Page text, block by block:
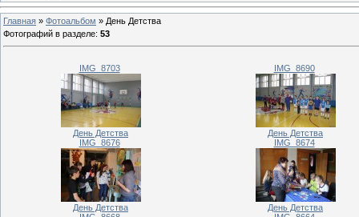
Главная » Фотоальбом » День Детства
Фотографий в разделе: 53
IMG_8703
День Детства
IMG_8690
День Детства
IMG_8676
День Детства
IMG_8674
День Детства